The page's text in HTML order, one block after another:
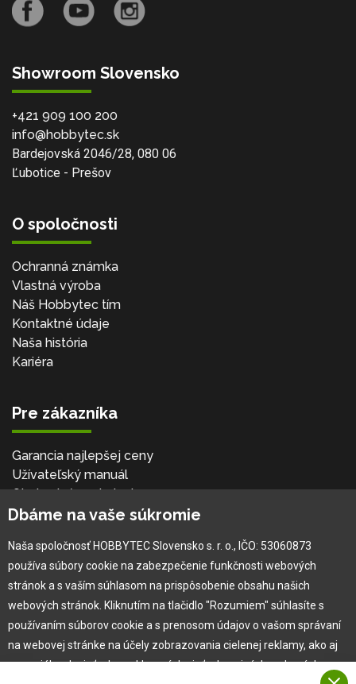
Showroom Slovensko
+421 909 100 200
info@hobbytec.sk
Bardejovská 2046/28, 080 06
Ľubotice - Prešov
O spoločnosti
Ochranná známka
Vlastná výroba
Náš Hobbytec tím
Kontaktné údaje
Naša história
Kariéra
Pre zákazníka
Garancia najlepšej ceny
Užívateľský manuál
Obchodné podmienky
Zákazník & partner
Novinky
Dbáme na vaše súkromie
Naša spoločnosť HOBBYTEC Slovensko s. r. o., IČO: 53060873
používa súbory cookie na zabezpečenie funkčnosti webových
stránok a s vaším súhlasom na prispôsobenie obsahu našich
webových stránok. Kliknutím na tlačidlo "Rozumiem" súhlasíte s
používaním súborov cookie a s prenosom údajov o vašom správaní
na webovej stránke na účely zobrazovania cielenej reklamy, ako aj
na sociálnych sieťach a reklamných sieťach na iných webových